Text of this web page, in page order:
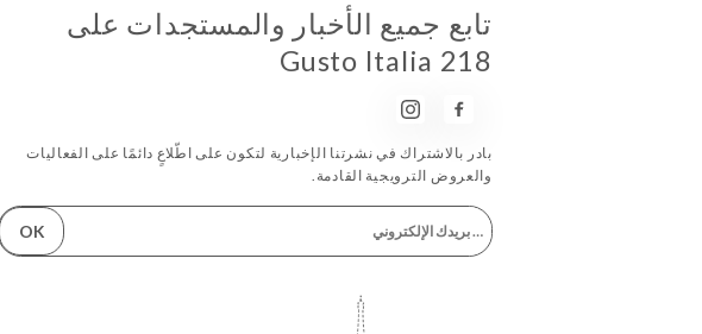
تابع جميع الأخبار والمستجدات على
Gusto Italia 218
بادر بالاشتراك في نشرتنا الإخبارية لتكون على اطّلاعٍ دائمًا على الفعاليات
والعروض الترويجية القادمة.
OK